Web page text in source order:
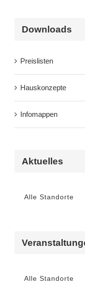
Downloads
Preislisten
Hauskonzepte
Infomappen
Aktuelles
Alle Standorte
Alle Standorte